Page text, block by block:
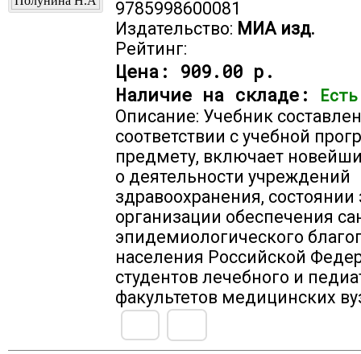
9785998600081
Издательство: МИА изд.
Рейтинг:
Цена: 909.00 р.
Наличие на складе:
Есть
Описание: Учебник
соответствии с учебной
предмету, включает
о деятельности учреждений
здравоохранения,
организации обеспечения
эпидемиологического
населения Российской
студентов лечебного и
факультетов медицинских